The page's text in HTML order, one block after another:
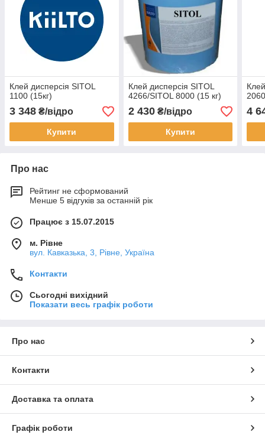
Клей дисперсія SITOL
1100 (15кг)
3 348 ₴/відро
Купити
Клей дисперсія SITOL
4266/SITOL 8000 (15 кг)
2 430₴/відро
Купити
4
Про нас
Рейтинг не сформований
Менше 5 відгуків за останній рік
Працює з 15.07.2015
м. Рівне
вул. Кавказька, 3, Рівне, Україна
Контакти
Сьогодні вихідний
Показати весь графік роботи
Про нас
Контакти
Доставка та оплата
Графік роботи